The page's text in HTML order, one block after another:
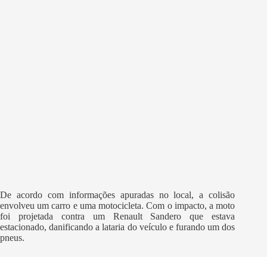
De acordo com informações apuradas no local, a colisão
envolveu um carro e uma motocicleta. Com o impacto, a moto
foi projetada contra um Renault Sandero que estava
estacionado, danificando a lataria do veículo e furando um dos
pneus.